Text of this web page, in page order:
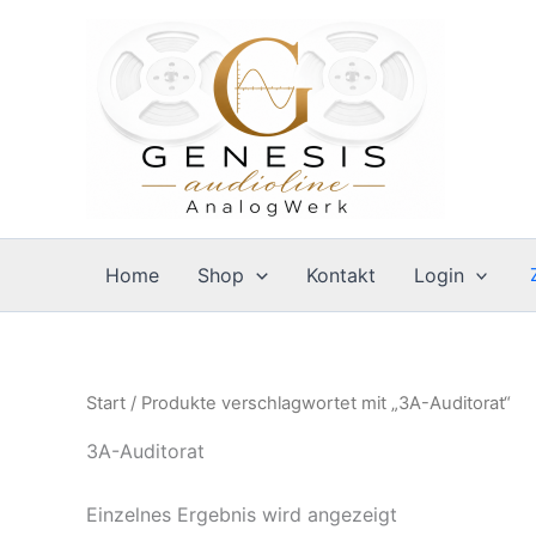
Home Shop Kontakt Login
Start / Produkte verschlagwortet mit „3A-Auditorat“
3A-Auditorat
Einzelnes Ergebnis wird angezeigt